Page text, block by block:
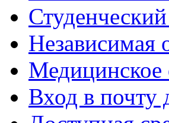
Независимая
Медицинское
Вход в почту